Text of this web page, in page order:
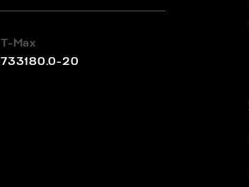
T-Max
733180.0-20